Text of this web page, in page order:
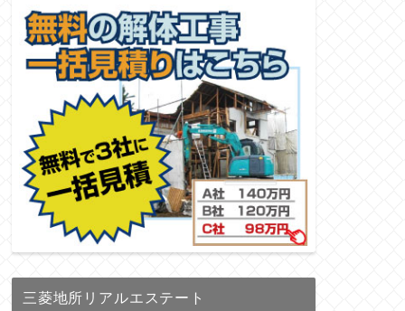
三菱地所リアルエステート